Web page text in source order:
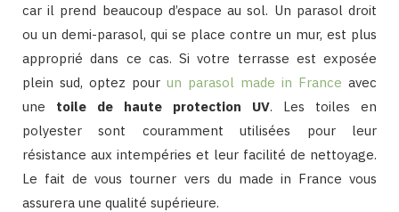
car il prend beaucoup d’espace au sol. Un parasol droit
ou un demi-parasol, qui se place contre un mur, est plus
approprié dans ce cas. Si votre terrasse est exposée
plein sud, optez pour un parasol made in France avec
une toile de haute protection UV. Les toiles en
polyester sont couramment utilisées pour leur
résistance aux intempéries et leur facilité de nettoyage.
Le fait de vous tourner vers du made in France vous
assurera une qualité supérieure.